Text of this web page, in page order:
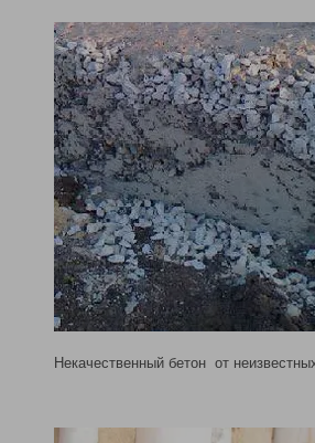
Некачественный бетон от